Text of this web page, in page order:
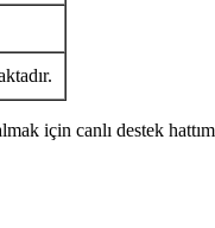
için canlı destek